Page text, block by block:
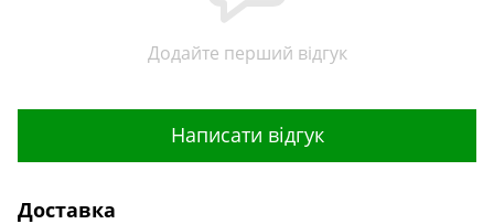
Додайте перший відгук
Написати відгук
Доставка